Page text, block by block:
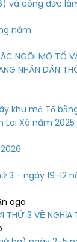
và công đức
năm
NGÔI MỘ TỔ
NHÂN DÂN
khu mộ Tổ
Lai Xá năm
3 - ngày 19-12
ago
THỨ 3 VỀ